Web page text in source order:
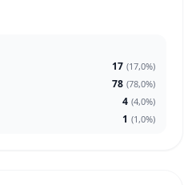
17 (17,0%)
78 (78,0%)
4 (4,0%)
1 (1,0%)